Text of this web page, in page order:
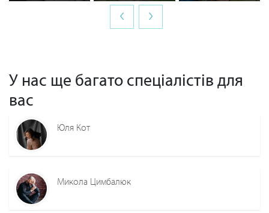
‹ ›
У нас ще багато спеціалістів для
вас
Юля Кот
Микола Цимбалюк